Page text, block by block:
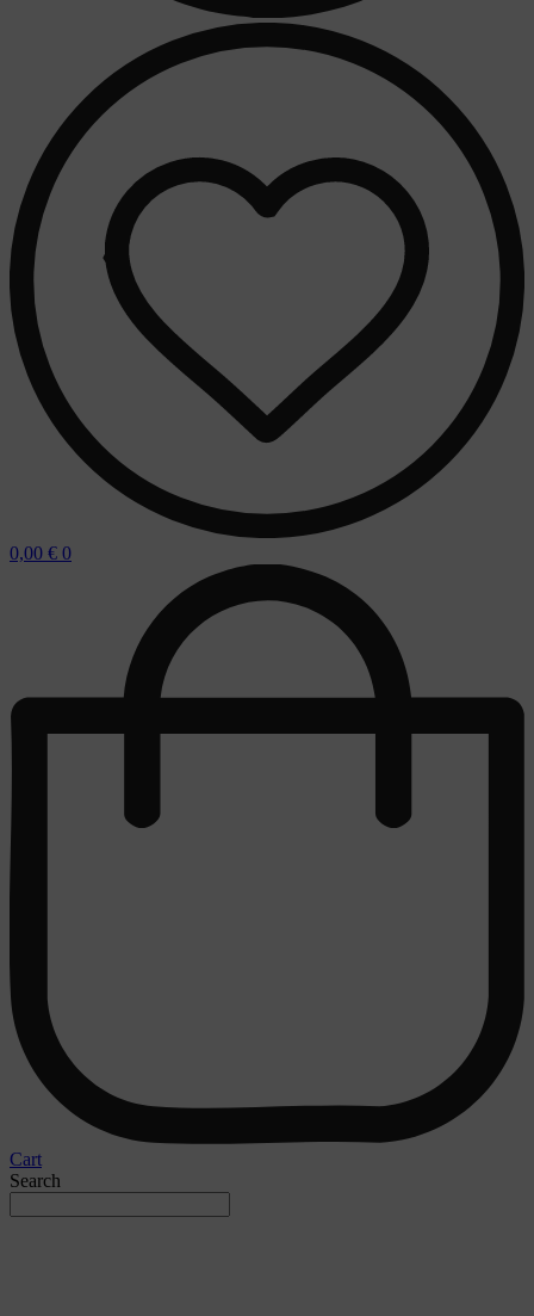
0,00 € 0
Cart
Search